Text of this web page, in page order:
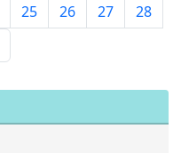
25 26 27
28